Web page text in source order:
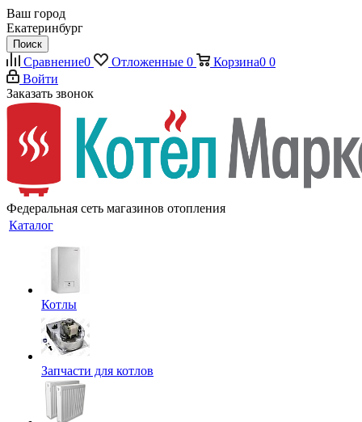
Ваш город
Екатеринбург
Поиск
Сравнение0 Отложенные 0 Корзина0 0
Войти
Заказать звонок
Федеральная сеть магазинов отопления
Каталог
Котлы
Запчасти для котлов